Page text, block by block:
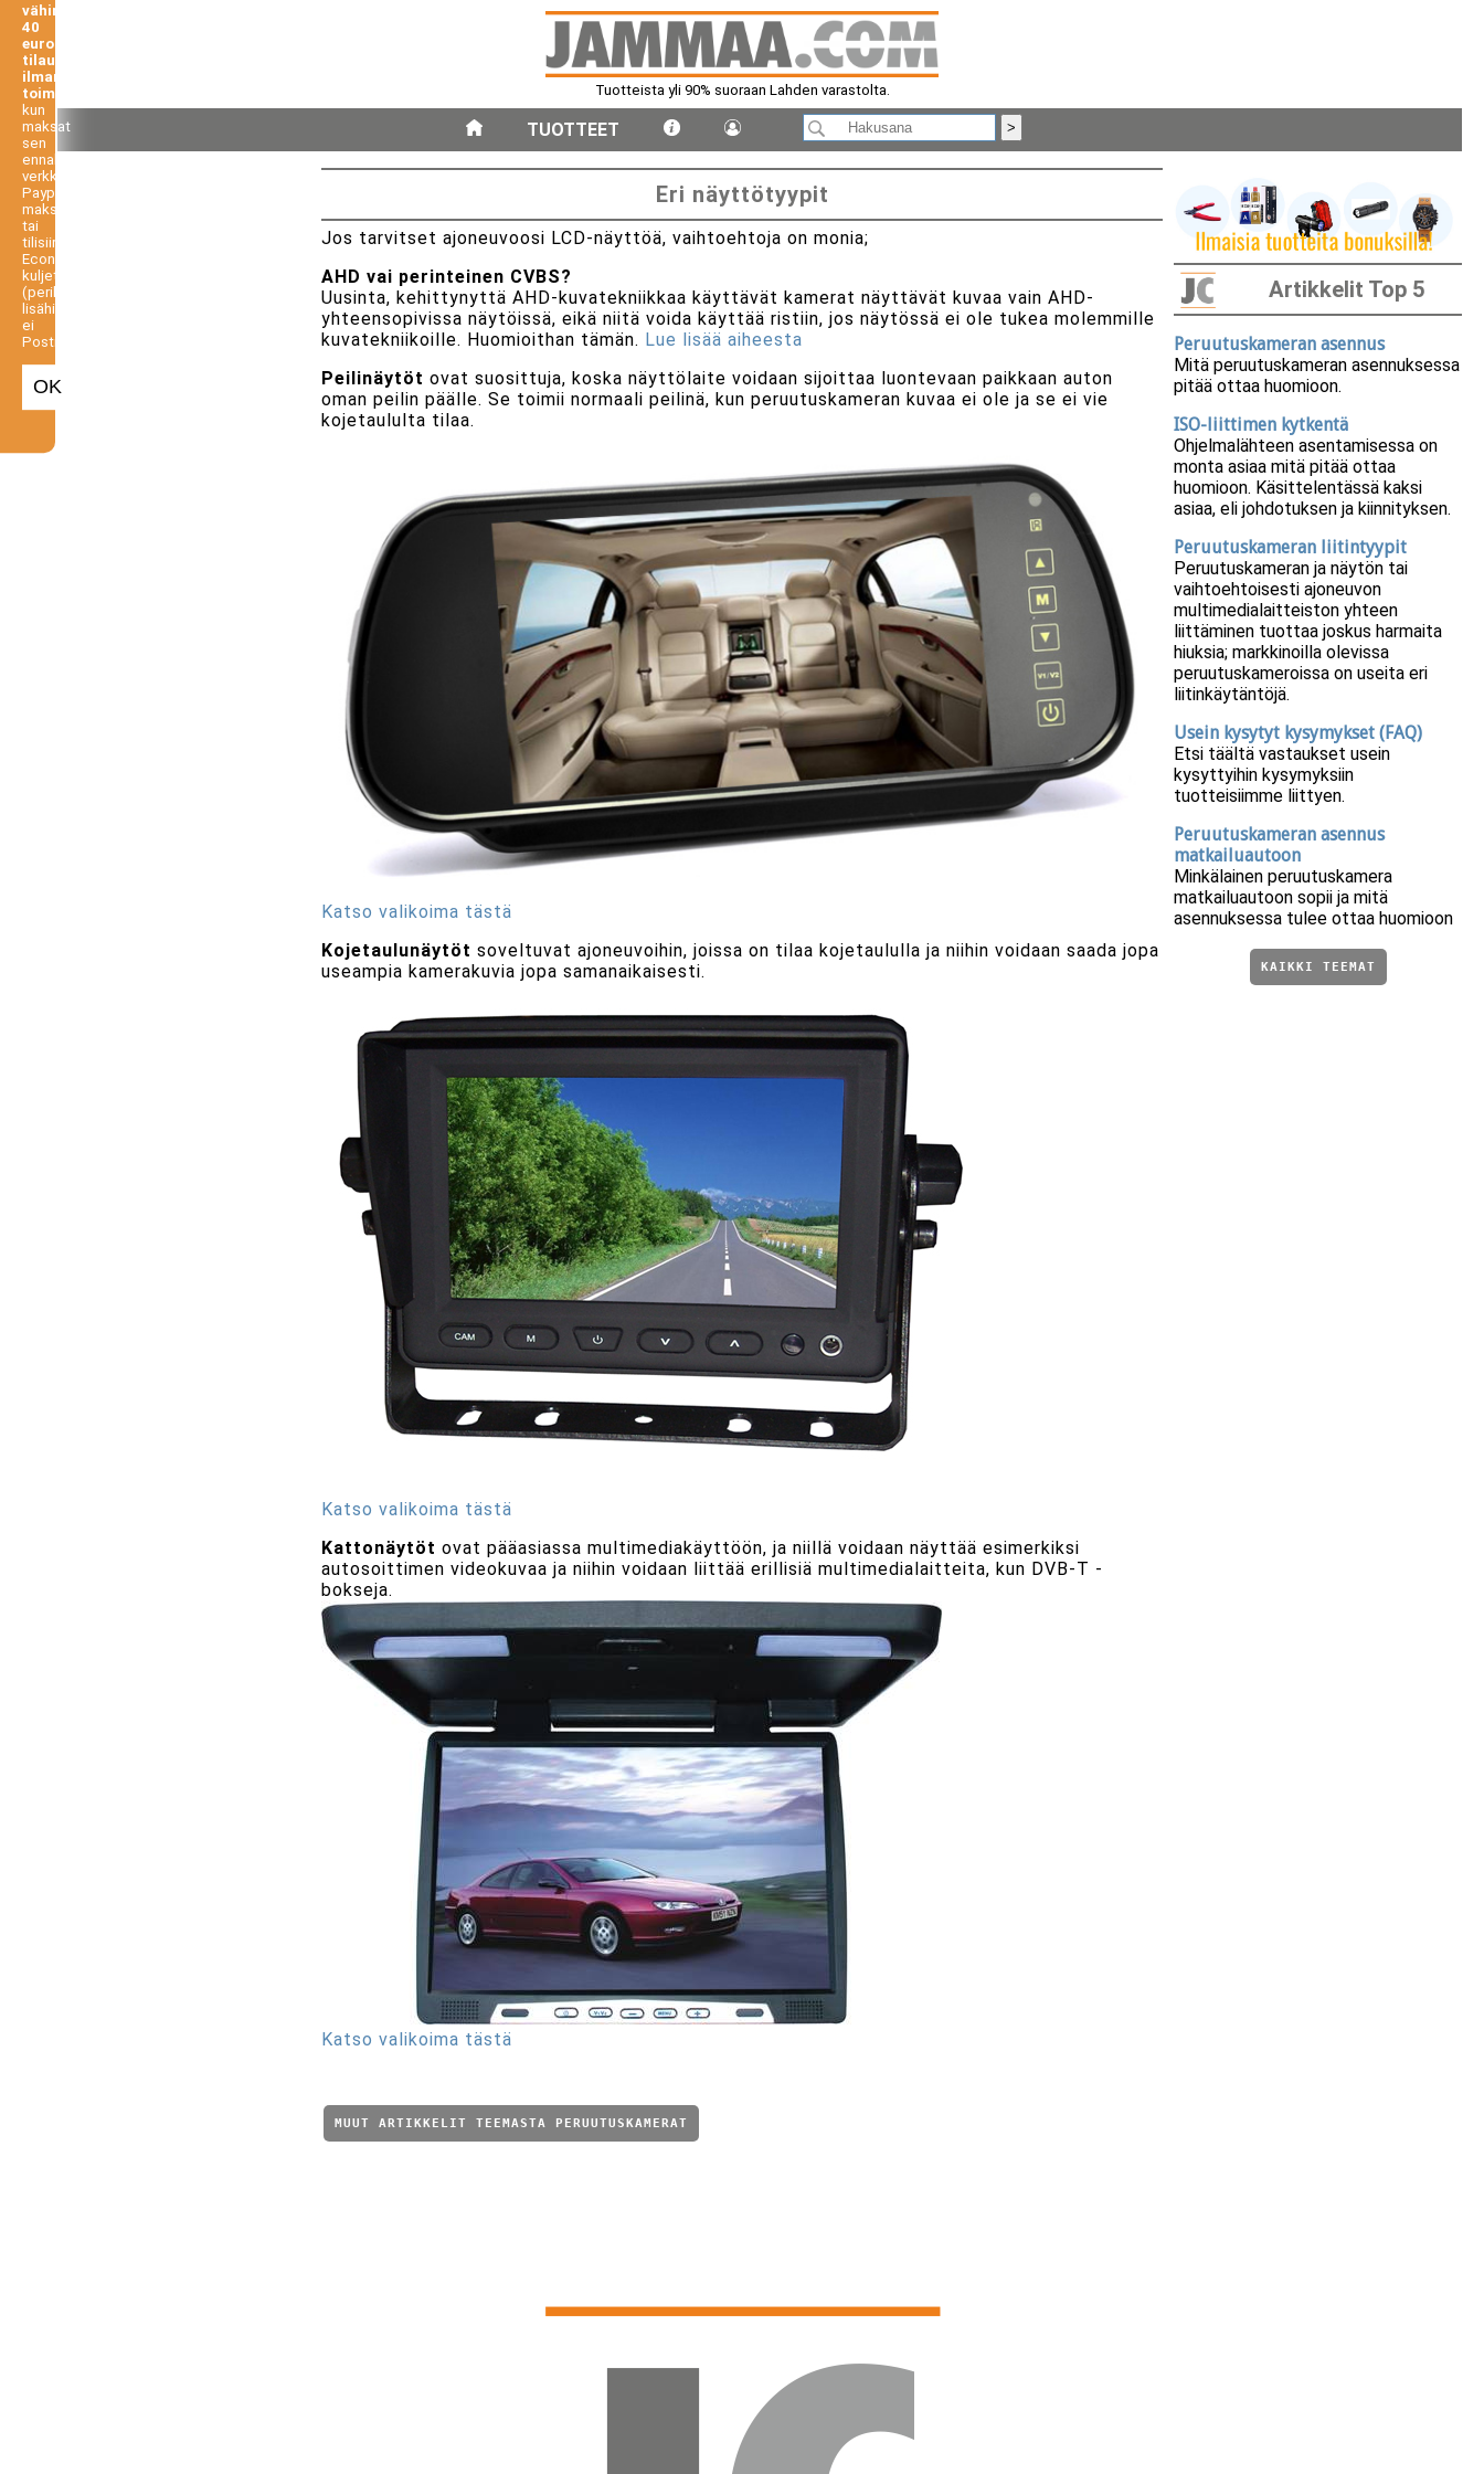
Kysy apua ja neuvoa tarvittaessaviestillä
TUOTTEET
vähintään
40
euron
tilauksesi
ilman
toimituskuluja,
kun
maksat
sen
ennakkoon
verkkopankista,
Paypal-
maksuna
tai
tilisiirtona.
Economy-
kuljetus
(perilletoimitus
lisähintaan,
ei
Postiennakko).
OK
Eri näyttötyypit
Jos tarvitset ajoneuvoosi LCD-näyttöä, vaihtoehtoja on monia;
AHD vai perinteinen CVBS?
Uusinta, kehittynyttä AHD-kuvatekniikkaa käyttävät kamerat näyttävät kuvaa vain AHD-
yhteensopivissa näytöissä, eikä niitä voida käyttää ristiin, jos näytössä ei ole tukea molemmille
kuvatekniikoille. Huomioithan tämän. Lue lisää aiheesta
Peilinäytöt ovat suosittuja, koska näyttölaite voidaan sijoittaa luontevaan paikkaan auton
oman peilin päälle. Se toimii normaali peilinä, kun peruutuskameran kuvaa ei ole ja se ei vie
kojetaululta tilaa.
Katso valikoima tästä
Kojetaulunäytöt soveltuvat ajoneuvoihin, joissa on tilaa kojetaululla ja niihin voidaan saada jopa
useampia kamerakuvia jopa samanaikaisesti.
Katso valikoima tästä
Kattonäytöt ovat pääasiassa multimediakäyttöön, ja niillä voidaan näyttää esimerkiksi
autosoittimen videokuvaa ja niihin voidaan liittää erillisiä multimedialaitteita, kun DVB-T -
bokseja.
Katso valikoima tästä
MUUT ARTIKKELIT TEEMASTA PERUUTUSKAMERAT
Artikkelit Top 5
Peruutuskameran asennus
Mitä peruutuskameran asennuksessa
pitää ottaa huomioon.
ISO-liittimen kytkentä
Ohjelmalähteen asentamisessa on
monta asiaa mitä pitää ottaa
huomioon. Käsittelentässä kaksi
asiaa, eli johdotuksen ja kiinnityksen.
Peruutuskameran liitintyypit
Peruutuskameran ja näytön tai
vaihtoehtoisesti ajoneuvon
multimedialaitteiston yhteen
liittäminen tuottaa joskus harmaita
hiuksia; markkinoilla olevissa
peruutuskameroissa on useita eri
liitinkäytäntöjä.
Usein kysytyt kysymykset (FAQ)
Etsi täältä vastaukset usein
kysyttyihin kysymyksiin
tuotteisiimme liittyen.
Peruutuskameran asennus
matkailuautoon
Minkälainen peruutuskamera
matkailuautoon sopii ja mitä
asennuksessa tulee ottaa huomioon
KAIKKI TEEMAT